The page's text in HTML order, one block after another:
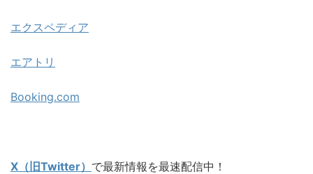
エクスペディア
エアトリ
Booking.com
X（旧Twitter） で最新情報を最速配信中！